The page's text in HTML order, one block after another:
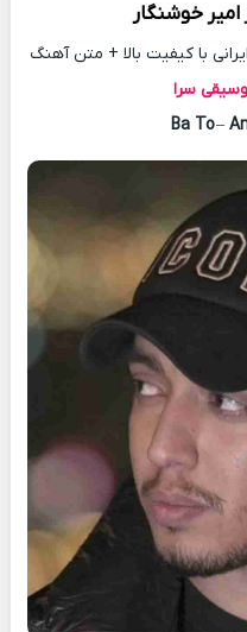
امیر خوشنگار
با کیفیت بالا + متن آهنگ
سرا
Ba To–